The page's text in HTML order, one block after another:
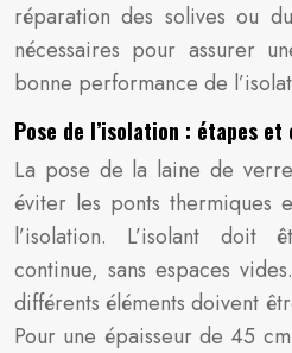
réparation des solives ou
nécessaires pour assurer
bonne performance de
Pose de l’isolation : étapes et
La pose de la laine de
éviter les ponts thermiques
l’isolation. L’isolant doit
continue, sans espaces
différents éléments doivent
Pour une épaisseur de 45